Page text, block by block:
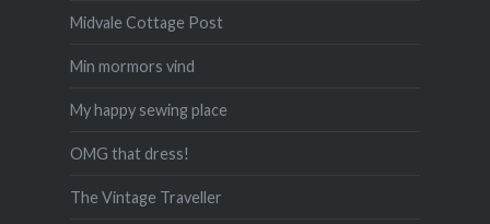
Midvale Cottage Post
Min mormors vind
My happy sewing place
OMG that dress!
The Vintage Traveller